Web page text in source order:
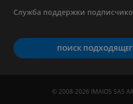
Служба поддержки
ПОИСК
© 2008-2026 IMAIOS SAS